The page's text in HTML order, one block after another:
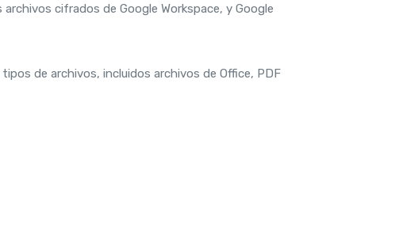
cifrados de Google Workspace, y Google
de archivos, incluidos archivos de Office, PDF